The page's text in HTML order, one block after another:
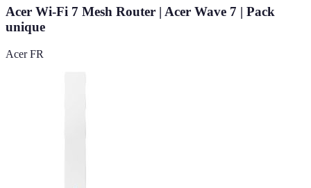
Acer Wi-Fi 7 Mesh Router | Acer Wave 7 | Pack
unique
Acer FR